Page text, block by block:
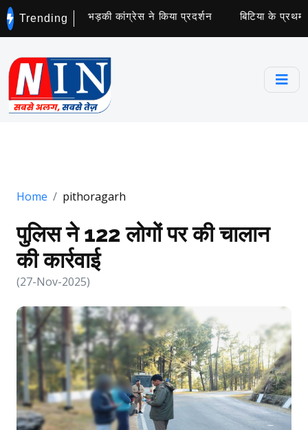
Trending
को नोटिस से भड़की कांग्रेस ने किया प्रदर्शन बिटिया के प्रथम
Home pithoragarh
पुलिस ने 122 लोगों पर की चालान
की कार्रवाई
(27-Nov-2025)